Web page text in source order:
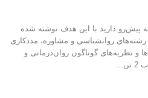
پيش‌رو داريد با اين هدف نوشته شده
روانشناسی و مشاوره، مددكاری
و نظريه‌های گوناگون روان‌درمانی و